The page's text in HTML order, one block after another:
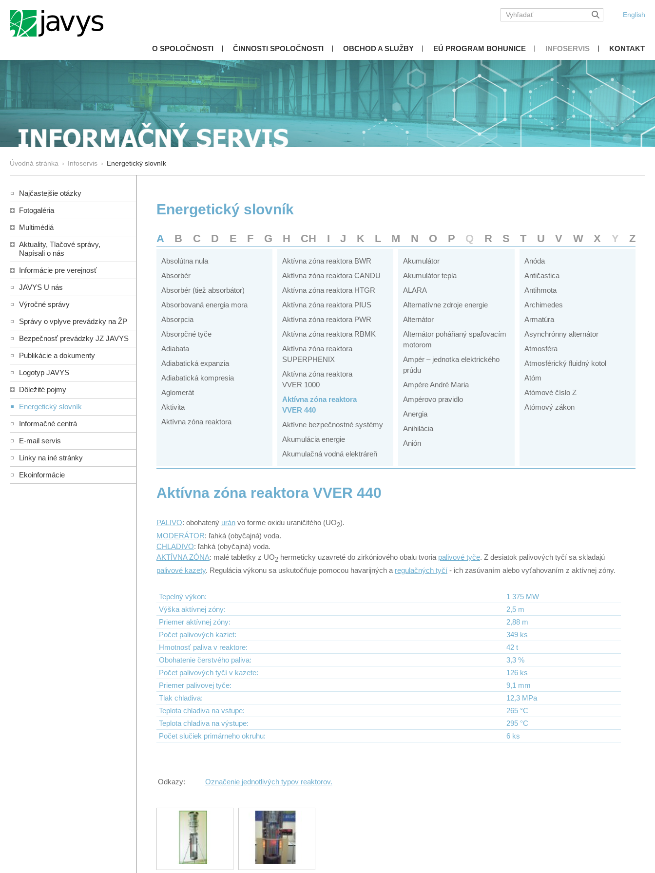
English
O SPOLOČNOSTI ČINNOSTI SPOLOČNOSTI OBCHOD A SLUŽBY EÚ PROGRAM BOHUNICE INFOSERVIS KONTAKT
Úvodná stránka › Infoservis › Energetický slovník
Najčastejšie otázky
Fotogaléria
Multimédiá
Aktuality, Tlačové správy,
Napísali o nás
Informácie pre verejnosť
JAVYS U nás
Výročné správy
Správy o vplyve prevádzky na ŽP
Bezpečnosť prevádzky JZ JAVYS
Publikácie a dokumenty
Logotyp JAVYS
Dôležité pojmy
Energetický slovník
Informačné centrá
E-mail servis
Linky na iné stránky
Ekoinformácie
Energetický slovník
A B C D E F G H CH I J K L M N O P Q R S T U V W X Y Z
Absolútna nula
Absorbér
Absorbér (tiež absorbátor)
Absorbovaná energia mora
Absorpcia
Absorpčné tyče
Adiabata
Adiabatická expanzia
Adiabatická kompresia
Aglomerát
Aktivita
Aktívna zóna reaktora
Aktívna zóna reaktora BWR
Aktívna zóna reaktora CANDU
Aktívna zóna reaktora HTGR
Aktívna zóna reaktora PIUS
Aktívna zóna reaktora PWR
Aktívna zóna reaktora RBMK
Aktívna zóna reaktora
SUPERPHENIX
Aktívna zóna reaktora
VVER 1000
Aktívna zóna reaktora
VVER 440
Aktívne bezpečnostné systémy
Akumulácia energie
Akumulačná vodná elektráreň
Akumulátor
Akumulátor tepla
ALARA
Alternatívne zdroje energie
Alternátor
Alternátor poháňaný spaľovacím
motorom
Ampér – jednotka elektrického
prúdu
Ampére André Maria
Ampérovo pravidlo
Anergia
Anihilácia
Anión
Anóda
Antičastica
Antihmota
Archimedes
Armatúra
Asynchrónny alternátor
Atmosféra
Atmosférický fluidný kotol
Atóm
Atómové číslo Z
Atómový zákon
Aktívna zóna reaktora VVER 440
PALIVO: obohatený urán vo forme oxidu uraničitého (UO2).
MODERÁTOR: ľahká (obyčajná) voda.
CHLADIVO: ľahká (obyčajná) voda.
AKTÍVNA ZÓNA: malé tabletky z UO2 hermeticky uzavreté do zirkóniového obalu tvoria palivové tyče. Z desiatok palivových tyčí sa skladajú
palivové kazety. Regulácia výkonu sa uskutočňuje pomocou havarijných a regulačných tyčí - ich zasúvaním alebo vyťahovaním z aktívnej zóny.
Tepelný výkon:
1 375 MW
Výška aktívnej zóny:
2,5 m
Priemer aktívnej zóny:
2,88 m
Počet palivových kaziet:
349 ks
Hmotnosť paliva v reaktore:
42 t
Obohatenie čerstvého paliva:
3,3 %
Počet palivových tyčí v kazete:
126 ks
Priemer palivovej tyče:
9,1 mm
Tlak chladiva:
12,3 MPa
Teplota chladiva na vstupe:
265 °C
Teplota chladiva na výstupe:
295 °C
Počet slučiek primárneho okruhu:
6 ks
Odkazy: Označenie jednotlivých typov reaktorov.